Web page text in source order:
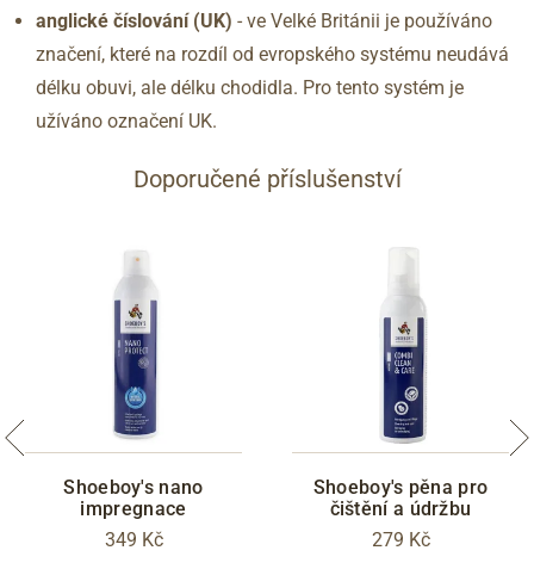
anglické číslování (UK) - ve Velké Británii je používáno
značení, které na rozdíl od evropského systému neudává
délku obuvi, ale délku chodidla. Pro tento systém je
užíváno označení UK.
Doporučené příslušenství
Shoeboy's nano
impregnace
349 Kč
Shoeboy's pěna pro
čištění a údržbu
279 Kč